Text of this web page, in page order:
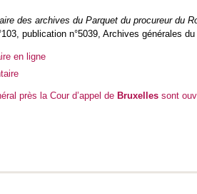
des archives du Parquet du procureur du
publication n°5039, Archives générales
en ligne
près la Cour d’appel de Bruxelles sont